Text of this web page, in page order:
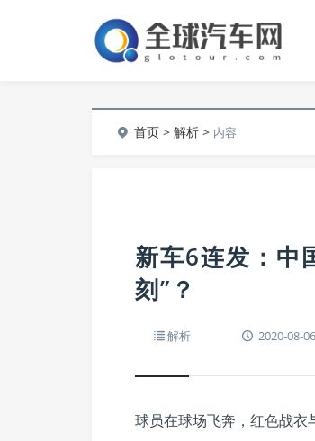
首页 >解析 > 内容
新车6连发：中
刻”？
解析 2020-08-
球员在球场飞奔，红色战衣